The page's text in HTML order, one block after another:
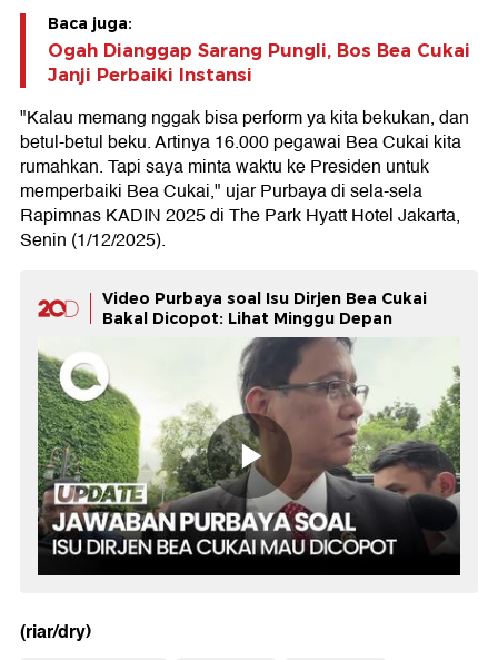
Baca juga:
Ogah Dianggap Sarang Pungli, Bos Bea Cukai
Janji Perbaiki Instansi
"Kalau memang nggak bisa perform ya kita bekukan, dan
betul-betul beku. Artinya 16.000 pegawai Bea Cukai kita
rumahkan. Tapi saya minta waktu ke Presiden untuk
memperbaiki Bea Cukai," ujar Purbaya di sela-sela
Rapimnas KADIN 2025 di The Park Hyatt Hotel Jakarta,
Senin (1/12/2025).
Video Purbaya soal Isu Dirjen Bea Cukai
Bakal Dicopot: Lihat Minggu Depan
(riar/dry)